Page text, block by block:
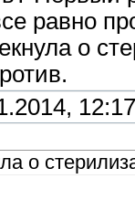
равно
о
о